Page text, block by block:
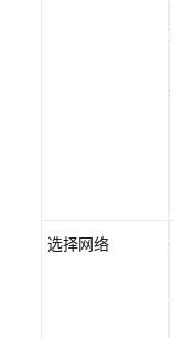
问
选择网络